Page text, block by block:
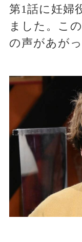
第1話に妊婦
ました。こ
の声があが